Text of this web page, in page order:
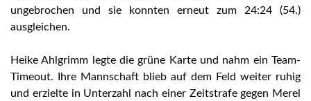
ungebrochen und sie konnten erneut zum 24:24 (54.)
ausgleichen.
Heike Ahlgrimm legte die grüne Karte und nahm ein Team-
Timeout. Ihre Mannschaft blieb auf dem Feld weiter ruhig
und erzielte in Unterzahl nach einer Zeitstrafe gegen Merel